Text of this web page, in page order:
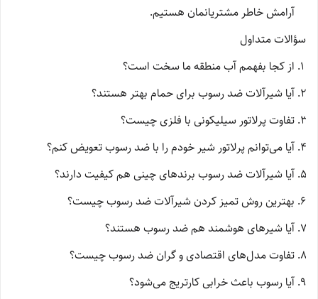
آرامش خاطر مشتریانمان هستیم.
سؤالات متداول
از کجا بفهمم آب منطقه ما سخت است؟
آیا شیرآلات ضد رسوب برای حمام بهتر هستند؟
تفاوت پرلاتور سیلیکونی با فلزی چیست؟
آیا می‌توانم پرلاتور شیر خودم را با ضد رسوب تعویض کنم؟
آیا شیرآلات ضد رسوب برندهای چینی هم کیفیت دارند؟
بهترین روش تمیز کردن شیرآلات ضد رسوب چیست؟
آیا شیرهای هوشمند هم ضد رسوب هستند؟
تفاوت مدل‌های اقتصادی و گران ضد رسوب چیست؟
آیا رسوب باعث خرابی کارتریج می‌شود؟